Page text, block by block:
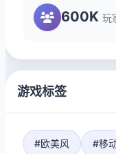
600K 玩
游戏标签
#欧美风 #移